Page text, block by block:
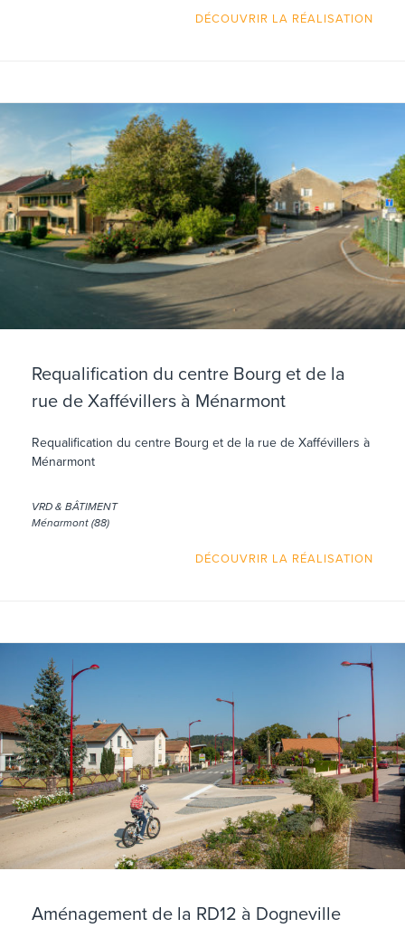
DÉCOUVRIR LA RÉALISATION
Requalification du centre Bourg et de la
rue de Xaffévillers à Ménarmont
Requalification du centre Bourg et de la rue de Xaffévillers à
Ménarmont
VRD & BÂTIMENT
Ménarmont (88)
DÉCOUVRIR LA RÉALISATION
Aménagement de la RD12 à Dogneville